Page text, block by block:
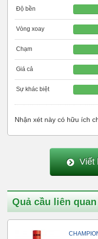
Độ bền
Vòng xoay
Chạm
Giá cả
Sự khác biệt
Nhận xét này có hữu ích
Viết
Quả cầu liên quan